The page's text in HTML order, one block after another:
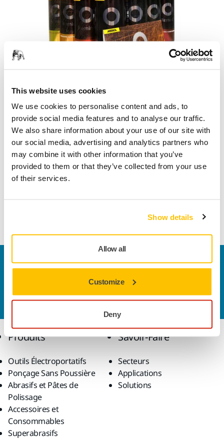
This website uses cookies
We use cookies to personalise content and ads, to
provide social media features and to analyse our traffic.
We also share information about your use of our site with
our social media, advertising and analytics partners who
may combine it with other information that you’ve
provided to them or that they’ve collected from your use
of their services.
Show details
Allow all
Customize
Deny
La réparation d'un téléphone dont l'écran est rayé n'est pas
aussi rentable, même si les caractéristiques technologiques
ne sont pas touchées. Le coût de remplacement de l'écran
est élevé. Mais grâce à Mirka® Remint™, quelques minutes
suffisent pour supprimer les rayures et remettre l'appareil
en état. Mirka® Remint™convient aux smartphones,
tablettes et montres connectées.
Nous contacter
Vous souhaitez en savoir plus ?
et notre équipe d'experts répondra à vos
questions.
Produits
Outils Électroportatifs
Ponçage Sans Poussière
Abrasifs et Pâtes de
Polissage
Accessoires et
Consommables
Superabrasifs
Savoir-Faire
Secteurs
Applications
Solutions